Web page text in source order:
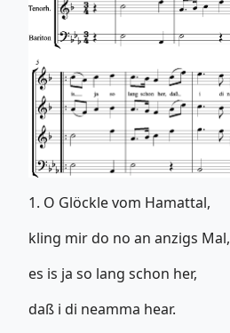
1. O Glöckle vom Hamattal,
kling mir do no an anzigs Mal,
es is ja so lang schon her,
daß i di neamma hear.